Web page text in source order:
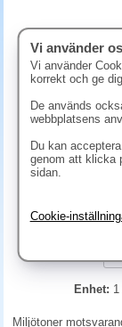
Enhet:
Miljötoner
Vi använder
Vi använder
korrekt och ge
De används
webbplatsens
Du kan
genom att klicka
sidan.
Cookie-